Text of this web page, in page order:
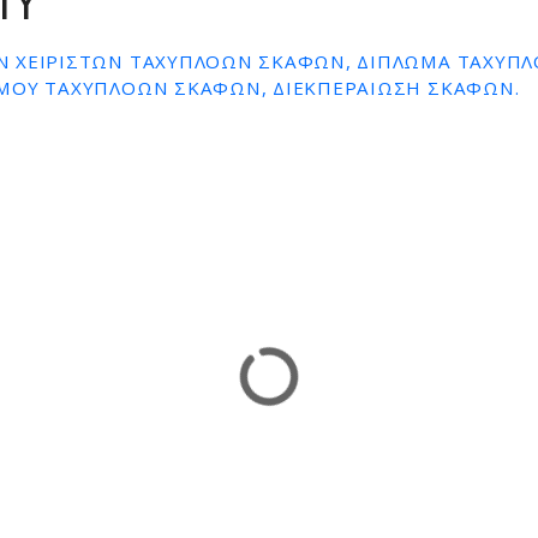
ΤΑΧΎΠΛΟΩΝ ΣΚΑΦΏΝ, ΔΊΠΛΩΜΑ
ΤΑΧΎΠΛΟΩΝ ΣΚΑΦΏΝ, ΔΙΕΚΠΕΡΑΊΩΣΗ ΣΚΑΦΏΝ.